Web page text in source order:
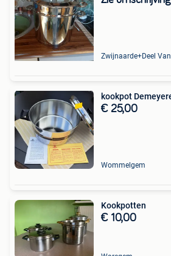
€ 25,00
Wommelgem
Kookpotten
€ 10,00